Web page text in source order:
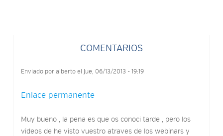
COMENTARIOS
Enviado por albertoel Jue, 06/13/2013 - 19:19
Enlace permanente
Muy bueno , la pena es que os conoci tarde , pero los
videos de he visto vuestro atraves de los webinars y